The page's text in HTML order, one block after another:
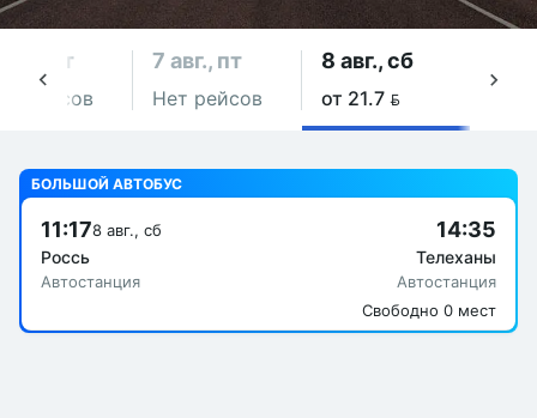
чт
рейсов
7 авг., пт
Нет рейсов
8 авг., сб
от 21.7 
БОЛЬШОЙ АВТОБУС
11:178 авг., сб
Россь
Автостанция
14:35
Телеханы
Автостанция
Свободно 0 мест